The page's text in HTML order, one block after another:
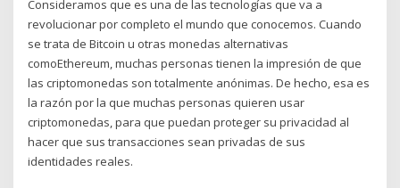
Consideramos que es una de las tecnologías que va a
revolucionar por completo el mundo que conocemos. Cuando
se trata de Bitcoin u otras monedas alternativas
comoEthereum, muchas personas tienen la impresión de que
las criptomonedas son totalmente anónimas. De hecho, esa es
la razón por la que muchas personas quieren usar
criptomonedas, para que puedan proteger su privacidad al
hacer que sus transacciones sean privadas de sus
identidades reales.